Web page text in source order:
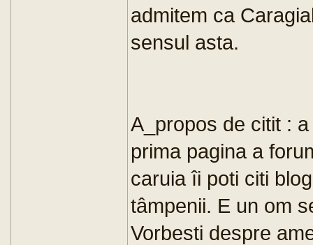
admitem ca
sensul asta.
A_propos de citit :
prima pagina a
caruia îi poti citi
tâmpenii. E un om
Vorbesti despre